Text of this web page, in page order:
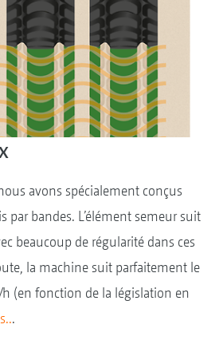
avons spécialement conçus
par bandes. L’élément semeur suit
beaucoup de régularité dans ces
la machine suit parfaitement le
(en fonction de la législation en
.